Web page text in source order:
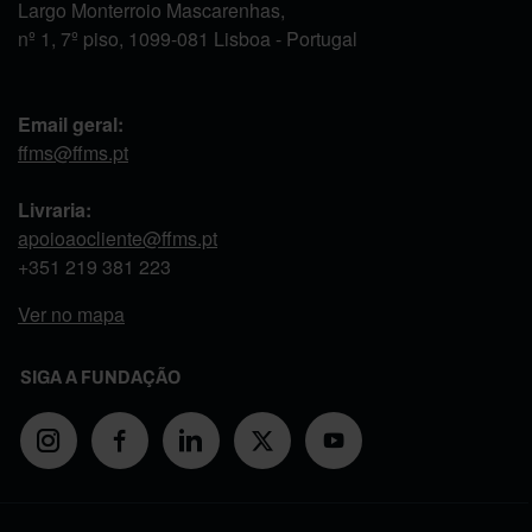
Largo Monterroio Mascarenhas,
nº 1, 7º piso, 1099-081 Lisboa - Portugal
Email geral:
ffms@ffms.pt
Livraria:
apoioaocliente@ffms.pt
+351 219 381 223
Ver no mapa
SIGA A FUNDAÇÃO